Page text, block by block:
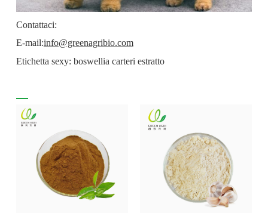
Contattaci:
E-mail:info@greenagribio.com
Etichetta sexy: boswellia carteri estratto